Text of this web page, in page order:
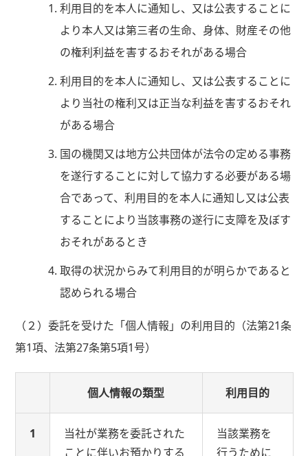
利用目的を本人に通知し、又は公表することに
より本人又は第三者の生命、身体、財産その他
の権利利益を害するおそれがある場合
利用目的を本人に通知し、又は公表することに
より当社の権利又は正当な利益を害するおそれ
がある場合
国の機関又は地方公共団体が法令の定める事務
を遂行することに対して協力する必要がある場
合であって、利用目的を本人に通知し又は公表
することにより当該事務の遂行に支障を及ぼす
おそれがあるとき
取得の状況からみて利用目的が明らかであると
認められる場合
（２）委託を受けた「個人情報」の利用目的（法第21条
第1項、法第27条第5項1号）
個人情報の類型 利用目的
1
当社が業務を委託された
ことに伴いお預かりする
当該業務を
行うために